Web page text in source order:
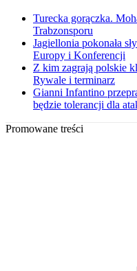
Turecka gorączka.
Trabzonsporu
Jagiellonia pokonała
Europy i Konferencji
Z kim zagrają polskie
Rywale i terminarz
Gianni Infantino
będzie tolerancji dla
Promowane treści